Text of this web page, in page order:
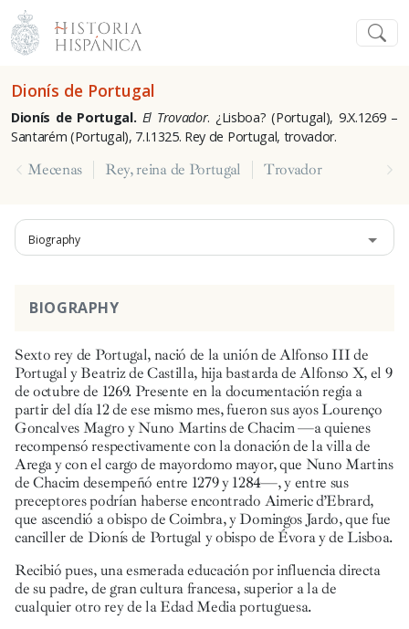
Dionís de Portugal
Dionís de Portugal. El Trovador. ¿Lisboa? (Portugal), 9.X.1269 –
Santarém (Portugal), 7.I.1325. Rey de Portugal, trovador.
Mecenas Rey, reina de Portugal Trovador
Biography
BIOGRAPHY
Sexto rey de Portugal, nació de la unión de Alfonso III de
Portugal y Beatriz de Castilla, hija bastarda de Alfonso X, el 9
de octubre de 1269. Presente en la documentación regia a
partir del día 12 de ese mismo mes, fueron sus ayos Lourenço
Goncalves Magro y Nuno Martins de Chacim —a quienes
recompensó respectivamente con la donación de la villa de
Arega y con el cargo de mayordomo mayor, que Nuno Martins
de Chacim desempeñó entre 1279 y 1284—, y entre sus
preceptores podrían haberse encontrado Aimeric d’Ebrard,
que ascendió a obispo de Coimbra, y Domingos Jardo, que fue
canciller de Dionís de Portugal y obispo de Évora y de Lisboa.
Recibió pues, una esmerada educación por influencia directa
de su padre, de gran cultura francesa, superior a la de
cualquier otro rey de la Edad Media portuguesa.